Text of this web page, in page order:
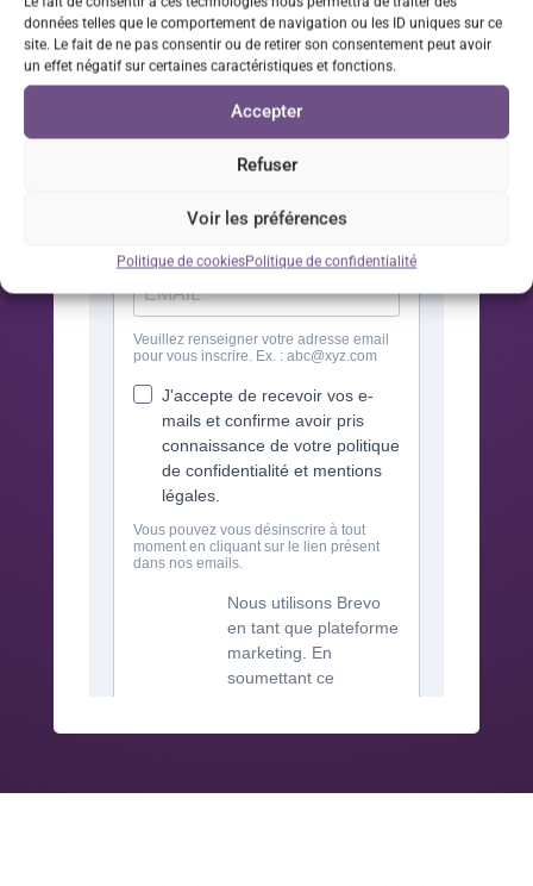
données telles que le comportement de navigation ou les ID uniques sur ce
site. Le fait de ne pas consentir ou de retirer son consentement peut avoir
un effet négatif sur certaines caractéristiques et fonctions.
Accepter
Refuser
Voir les préférences
Politique de cookiesPolitique de confidentialité